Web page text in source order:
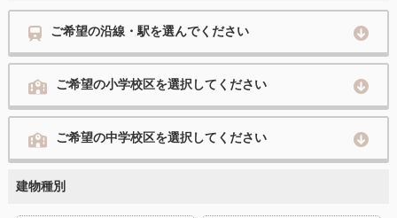
ご希望の沿線・駅を選んでください
ご希望の小学校区を選択してください
ご希望の中学校区を選択してください
建物種別